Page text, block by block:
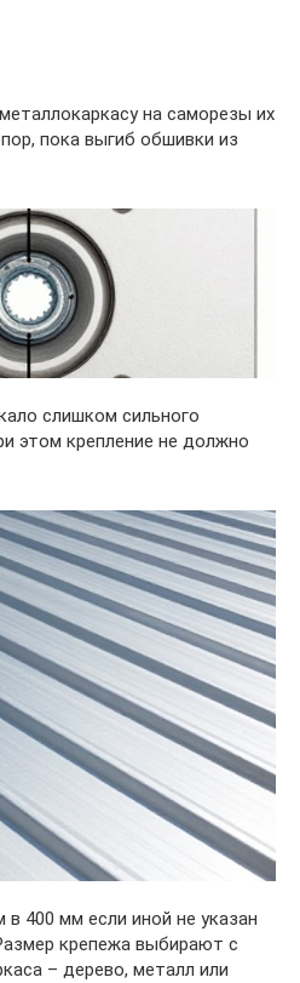
на саморезы их
пока выгиб обшивки из
слишком сильного
этом крепление не должно
400 мм если иной не указан
крепежа выбирают с
– дерево, металл или